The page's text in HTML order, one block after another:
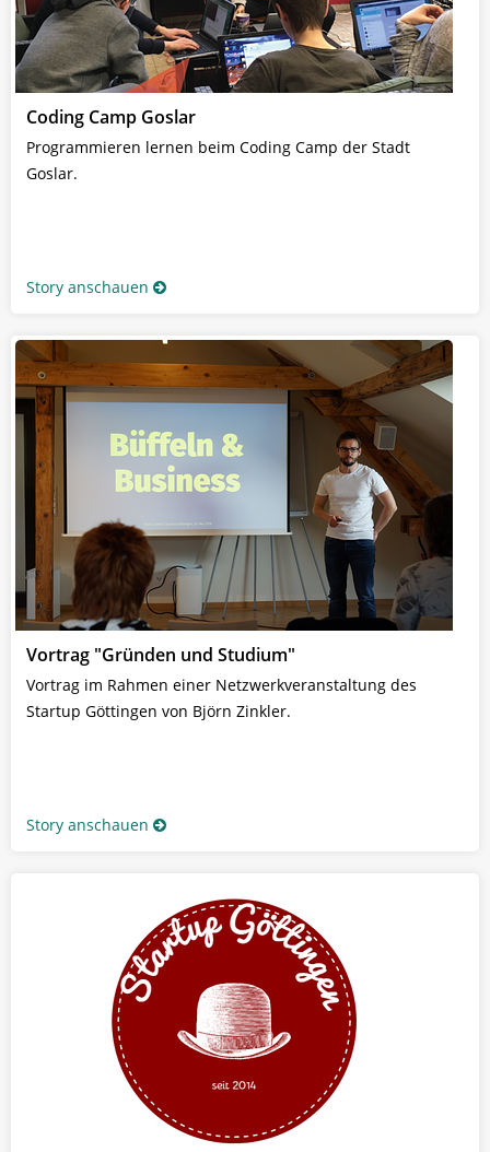
Coding Camp Goslar
Programmieren lernen beim Coding Camp der Stadt
Goslar.
Story anschauen
Vortrag "Gründen und Studium"
Vortrag im Rahmen einer Netzwerkveranstaltung des
Startup Göttingen von Björn Zinkler.
Story anschauen